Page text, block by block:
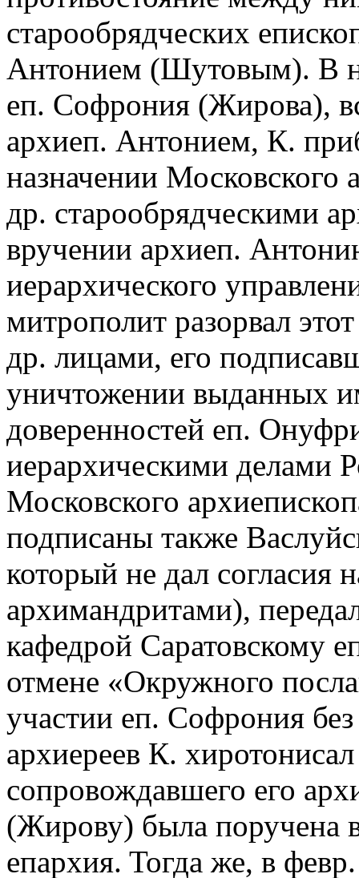
старообрядческих
Антонием (Шутовым). В
еп. Софрония (Жирова),
архиеп. Антонием, К.
назначении Московского
др. старообрядческими
вручении архиеп.
иерархического
митрополит разорвал
др. лицами, его
уничтожении выданных
доверенностей еп.
иерархическими делами
Московского
подписаны также
который не дал согласия
архимандритами),
кафедрой Саратовскому
отмене «Окружного
участии еп. Софрония
архиереев К.
сопровождавшего его
(Жирову) была поручена
епархия. Тогда же, в